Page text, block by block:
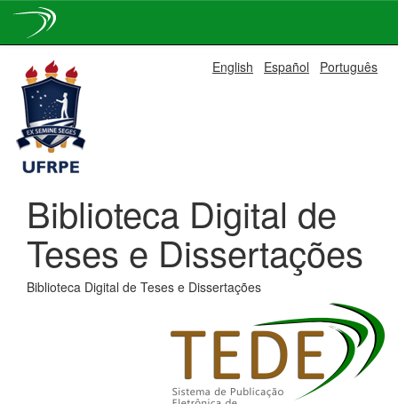
navigation
English Español Português
Biblioteca Digital de
Teses e Dissertações
Biblioteca Digital de Teses e Dissertações